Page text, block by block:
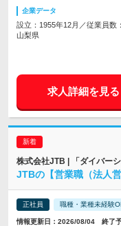
企業データ
設立：1955年12月／従業員数
山梨県
求人詳細を見る
株式会社JTB | 「ダイバー
JTBの【営業職（法人
正社員 職種・業種未経験
情報更新日：2026/08/04 終了